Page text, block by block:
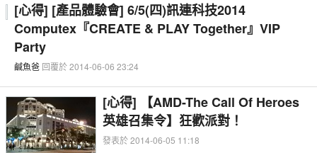
[心得] [產品體驗會] 6/5(四)訊連科技2014
Computex『CREATE & PLAY Together』VIP
Party
鹹魚爸回覆於 2014-06-06 23:24
[心得] 【AMD-The Call Of Heroes
英雄召集令】狂歡派對！
發表於 2014-06-05 11:18